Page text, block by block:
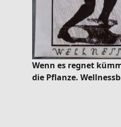
Wenn es regnet
die Pflanze.